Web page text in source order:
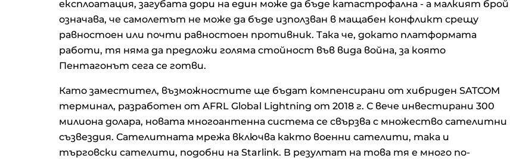
експлоатация, загубата дори на един може да бъде катастрофална - а малкият брой
означава, че самолетът не може да бъде използван в мащабен конфликт срещу
равностоен или почти равностоен противник. Така че, докато платформата
работи, тя няма да предложи голяма стойност във вида война, за която
Пентагонът сега се готви.
Като заместител, възможностите ще бъдат компенсирани от хибриден SATCOM
терминал, разработен от AFRL Global Lightning от 2018 г. С вече инвестирани 300
милиона долара, новата многоантенна система се свързва с множество сателитни
съзвездия. Сателитната мрежа включва както военни сателити, така и
търговски сателити, подобни на Starlink. В резултат на това тя е много по-
ЕК е одобрила Naspers да
разшири дела си в eMAG до над
Ще успеят ли филмовите
микродрами на студентите да
решат проблемите в НАТФИЗ